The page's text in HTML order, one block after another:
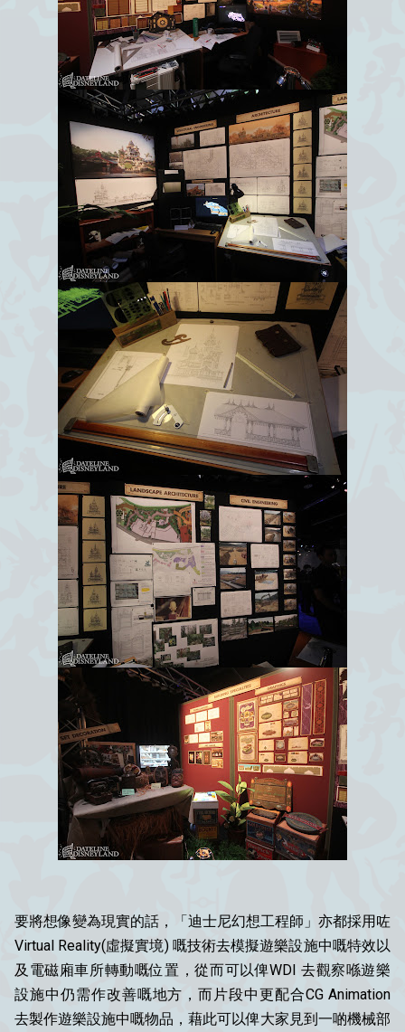
要將想像變為現實的話，「迪士尼幻想工程師」亦都採用咗
Virtual Reality(虛擬實境) 嘅技術去模擬遊樂設施中嘅特效以
及電磁廂車所轉動嘅位置，從而可以俾WDI 去觀察喺遊樂
設施中仍需作改善嘅地方，而片段中更配合CG Animation
去製作遊樂設施中嘅物品，藉此可以俾大家見到一啲機械部